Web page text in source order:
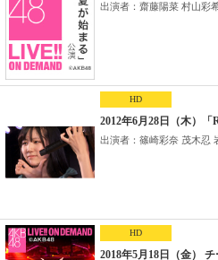
出演者：齋藤陽菜 村山彩
HD
2012年6月28日（木）「
出演者：篠崎彩奈 茂木忍
HD
2018年5月18日（金）